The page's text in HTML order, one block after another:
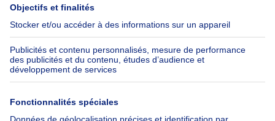
Presse
Emplois
Groupe Axel Springer
SeLoger.com
Immowelt.de
Belfius
Assurances
Check-list déménagement
Aide Suivez-nous